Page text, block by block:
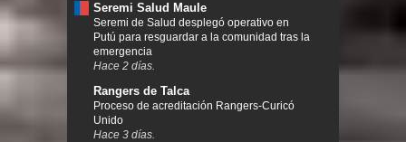
Seremi Salud Maule
Seremi de Salud desplegó operativo en
Putú para resguardar a la comunidad tras la
emergencia
Hace 2 días.
Rangers de Talca
Proceso de acreditación Rangers-Curicó
Unido
Hace 3 días.